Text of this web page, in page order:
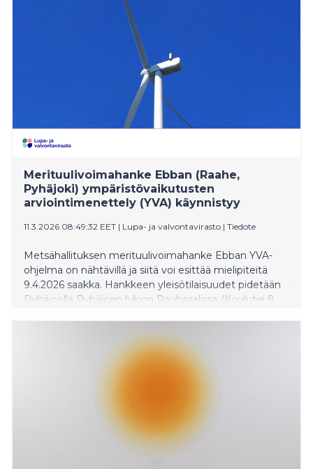
jatkuvassa liikkeessä. Kokonaisuus tuo yhteen
installaatioita, eri aisteja herättäviä sekä osallistavia
teoksia 13 keskeiseltä nykytaiteilijalta.
Merituulivoimahanke Ebban (Raahe,
Pyhäjoki) ympäristövaikutusten
arviointimenettely (YVA) käynnistyy
11.3.2026 08:49:32 EET | Lupa- ja valvontavirasto | Tiedote
Metsähallituksen merituulivoimahanke Ebban YVA-
ohjelma on nähtävillä ja siitä voi esittää mielipiteitä
9.4.2026 saakka. Hankkeen yleisötilaisuudet pidetään
Pyhäjoella Pyhäjoen lukion Pauhasalissa (Koulutie 8,